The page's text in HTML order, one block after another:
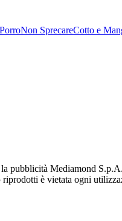
Non SprecareCotto e
Mediamond
è vietata ogni